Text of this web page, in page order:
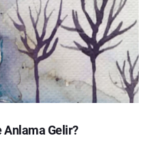
Anlama Gelir?